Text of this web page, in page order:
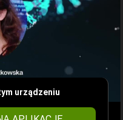
urządzeniu